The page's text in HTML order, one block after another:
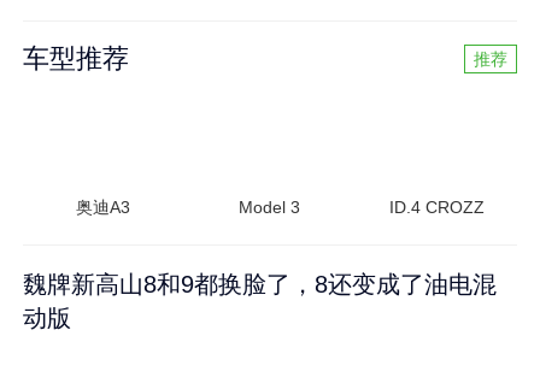
车型推荐 推荐
奥迪A3 Model 3 ID.4 CROZZ
魏牌新高山8和9都换脸了，8还变成了油电混
动版